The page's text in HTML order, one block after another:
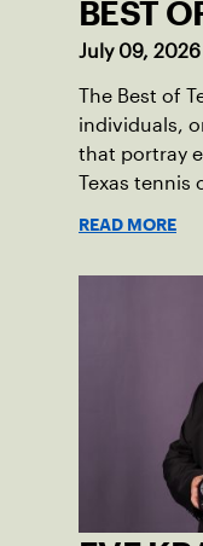
BEST
July 09, 2026
The Best of
individuals,
that portray
Texas tennis
READ MORE